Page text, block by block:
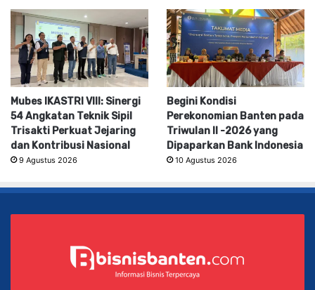
Mubes IKASTRI VIII: Sinergi
54 Angkatan Teknik Sipil
Trisakti Perkuat Jejaring
dan Kontribusi Nasional
9 Agustus 2026
Begini Kondisi
Perekonomian Banten pada
Triwulan II -2026 yang
Dipaparkan Bank Indonesia
10 Agustus 2026